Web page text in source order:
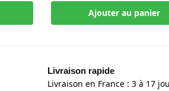
Ajouter au panier
Livraison rapide
Livraison en France : 3 à 17